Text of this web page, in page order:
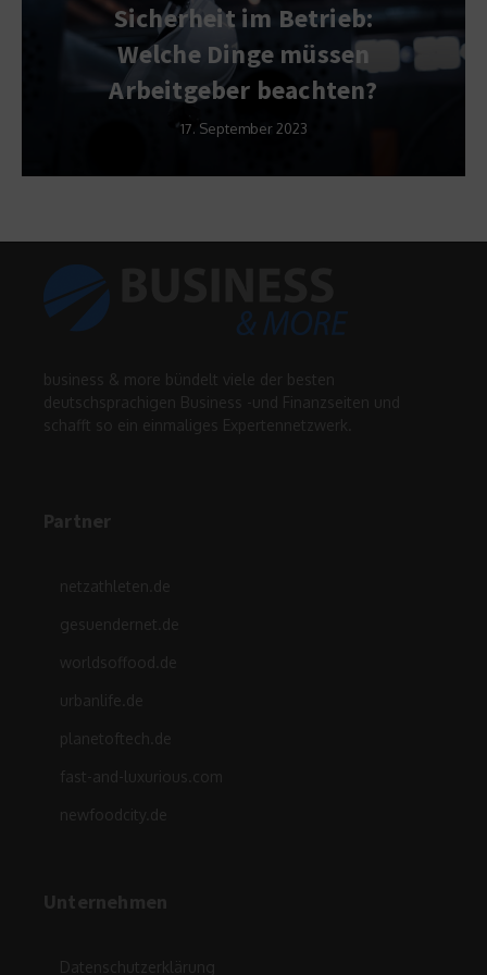
Sicherheit im Betrieb:
Welche Dinge müssen
Arbeitgeber beachten?
17. September 2023
business & more bündelt viele der besten
deutschsprachigen Business -und Finanzseiten und
schafft so ein einmaliges Expertennetzwerk.
Partner
netzathleten.de
gesuendernet.de
worldsoffood.de
urbanlife.de
planetoftech.de
fast-and-luxurious.com
newfoodcity.de
Unternehmen
Datenschutzerklärung